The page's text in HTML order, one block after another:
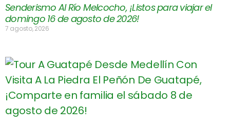
Senderismo Al Río Melcocho, ¡Listos para viajar el
domingo 16 de agosto de 2026!
7 agosto, 2026